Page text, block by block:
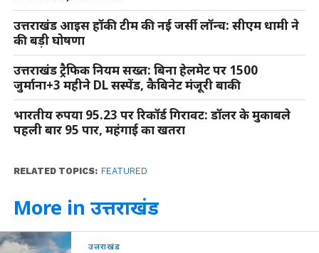
उत्तराखंड आइस हॉकी टीम की नई जर्सी लॉन्च: सीएम धामी ने
की बड़ी घोषणा
उत्तराखंड ट्रैफिक नियम सख्त: बिना हेलमेट पर 1500
जुर्माना+3 महीने DL सस्पेंड, कैबिनेट मंजूरी बाकी
भारतीय रुपया 95.23 पर रिकॉर्ड गिरावट: डॉलर के मुकाबले
पहली बार 95 पार, महंगाई का खतरा
RELATED TOPICS: FEATURED
More in उत्तराखंड
उत्तराखंड